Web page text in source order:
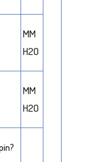
MM
H2O
MM
H2O